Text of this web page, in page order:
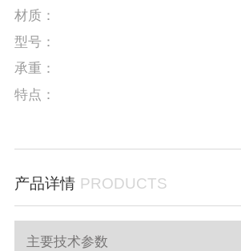
材质：
型号：
承重：
特点：
产品详情 PRODUCTS
主要技术参数